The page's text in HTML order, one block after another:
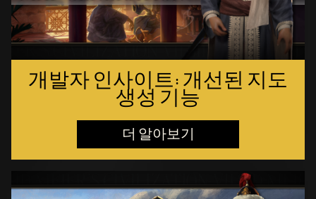
개발자 인사이트: 개선된 지도
생성 기능
더 알아보기